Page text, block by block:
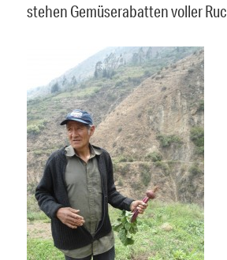
stehen Gemüserabatten voller